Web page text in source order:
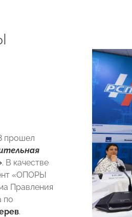
прошел
. В качестве
«ОПОРЫ
Правления
по
.